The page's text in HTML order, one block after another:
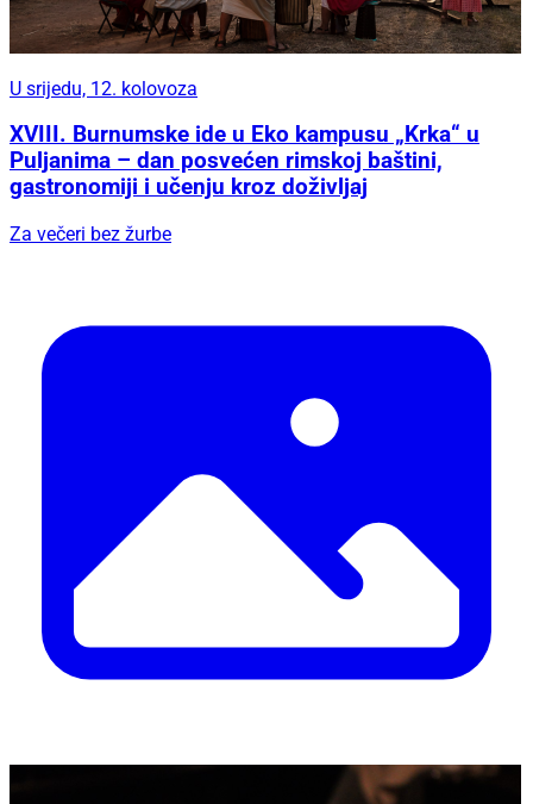
U srijedu, 12. kolovoza
XVIII. Burnumske ide u Eko kampusu „Krka“ u
Puljanima – dan posvećen rimskoj baštini,
gastronomiji i učenju kroz doživljaj
Za večeri bez žurbe